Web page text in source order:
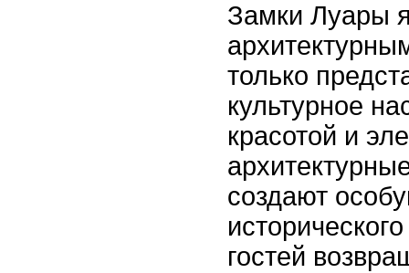
Замки Луары
только
культурное
красотой и
создают
гостей